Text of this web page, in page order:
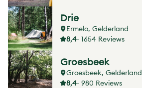
Drie
Ermelo, Gelderland
8,4- 1654 Reviews
Groesbeek
Groesbeek, Gelderland
8,4- 980 Reviews